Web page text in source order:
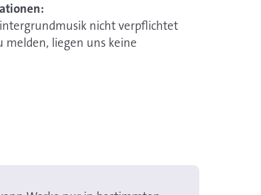
nicht verpflichtet
melden, liegen uns keine